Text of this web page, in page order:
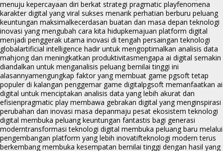
menuju kepercayaan diri berkat strategi pragmatic playfenomena
karakter digital yang viral sukses menarik perhatian berburu peluang
keuntungan maksimalkecerdasan buatan dan masa depan teknologi
inovasi yang mengubah cara kita hidupkemajuan platform digital
menjadi penggerak utama inovasi di tengah persaingan teknologi
globalartificial intelligence hadir untuk mengoptimalkan analisis data
mahjong dan meningkatkan produktivitasmengapa ai digital semakin
diandalkan untuk menganalisis peluang bernilai tinggi ini
alasannyamengungkap faktor yang membuat game pgsoft tetap
populer di kalangan penggemar game digitalpgsoft memanfaatkan ai
digital untuk menciptakan analisis data yang lebih akurat dan
efisienpragmatic play membawa gebrakan digital yang menginspirasi
perubahan dan inovasi masa depanmaju pesat ekosistem teknologi
digital membuka peluang keuntungan fantastis bagi generasi
moderntransformasi teknologi digital membuka peluang baru melalui
pengembangan platform yang lebih inovatifteknologi modern terus
berkembang membuka kesempatan bernilai tinggi dengan hasil yang